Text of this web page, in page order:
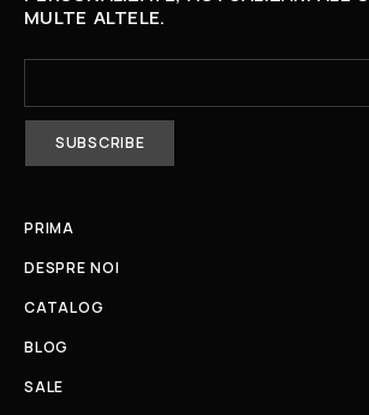
MULTE ALTELE.
PRIMA
DESPRE NOI
CATALOG
BLOG
SALE